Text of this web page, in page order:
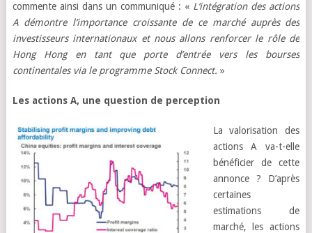
commente ainsi dans un communiqué : « L‘intégration des actions
A démontre l’importance croissante de ce marché auprès des
investisseurs internationaux et nous allons renforcer le rôle de
Hong Hong en tant que porte d’entrée vers les bourses
continentales via le programme Stock Connect. »
Les actions A, une question de perception
La valorisation des
actions A va-t-elle
bénéficier de cette
annonce ? D’après
certaines
estimations de
marché, les actions